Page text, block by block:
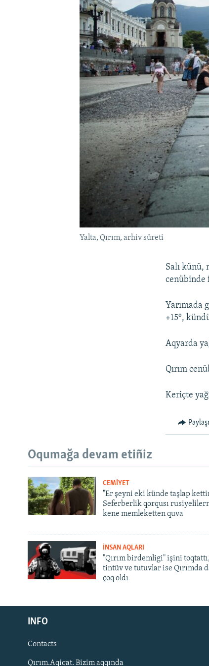
Русский
Українською
QOŞULIÑIZ!
Yalta, Qırım, arhiv süreti
Salı künü,
cenübinde
Yarımada
+15°,
Aqyarda
Qırım
Keriçte
Oqumağa devam etiñiz
CEMİYET
"Er şeyni eki künde taşlap
Seferberlik qorqusı
kene memleketten quva
İNSAN AQLARI
"Qırım birdemligi" işini toqtattı,
tintüv ve tutuvlar ise Qırımda
çoq oldı
INFO
Contacts
Qırım.Aqiqat. Bizim aqqında